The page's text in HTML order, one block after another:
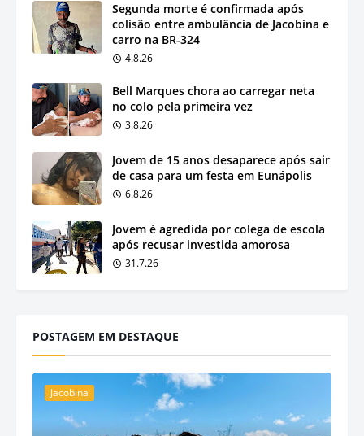
Segunda morte é confirmada após
colisão entre ambulância de Jacobina e
carro na BR-324
4.8.26
Bell Marques chora ao carregar neta
no colo pela primeira vez
3.8.26
Jovem de 15 anos desaparece após sair
de casa para um festa em Eunápolis
6.8.26
Jovem é agredida por colega de escola
após recusar investida amorosa
31.7.26
POSTAGEM EM DESTAQUE
Jacobina